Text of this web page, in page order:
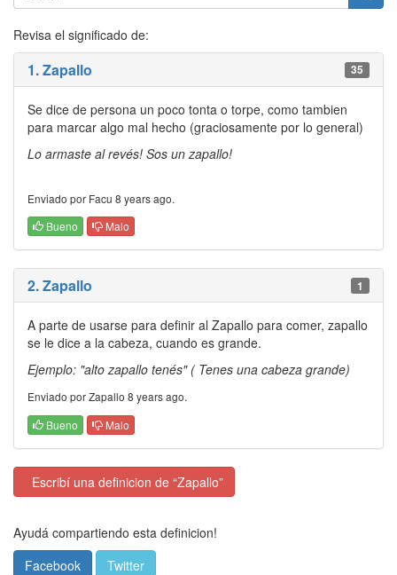
Revisa el significado de:
1. Zapallo 35
Se dice de persona un poco tonta o torpe, como tambien
para marcar algo mal hecho (graciosamente por lo general)
Lo armaste al revés! Sos un zapallo!
Enviado por Facu 8 years ago.
Bueno
Malo
2. Zapallo 1
A parte de usarse para definir al Zapallo para comer, zapallo
se le dice a la cabeza, cuando es grande.
Ejemplo: "alto zapallo tenés" ( Tenes una cabeza grande)
Enviado por Zapallo 8 years ago.
Bueno
Malo
Escribí una definicion de “Zapallo”
Ayudá compartiendo esta definicion!
Facebook
Twitter